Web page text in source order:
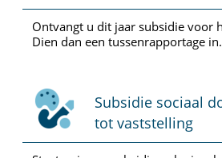
Ontvangt u dit jaar subsidie voor
Dien dan een tussenrapportage in.
Subsidie sociaal
tot vaststelling